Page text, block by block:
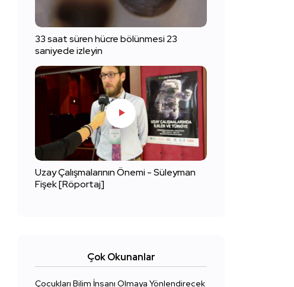
33 saat süren hücre bölünmesi 23
saniyede izleyin
Uzay Çalışmalarının Önemi - Süleyman
Fişek [Röportaj]
Çok Okunanlar
Çocukları Bilim İnsanı Olmaya Yönlendirecek